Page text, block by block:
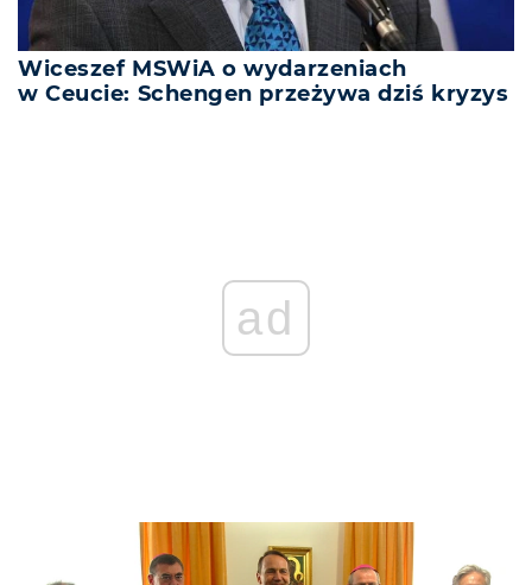
Wiceszef MSWiA o wydarzeniach
w Ceucie: Schengen przeżywa dziś kryzys
ad